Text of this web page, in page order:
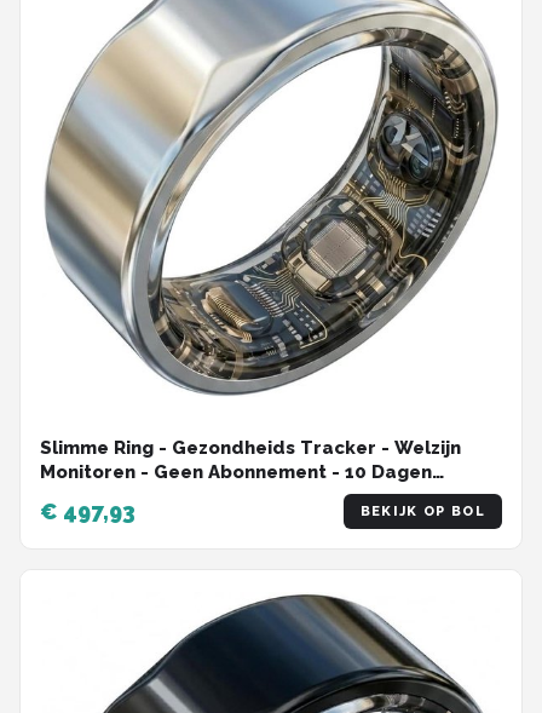
Slimme Ring - Gezondheids Tracker - Welzijn
Monitoren - Geen Abonnement - 10 Dagen
€ 497,93 BEKIJK OP BOL